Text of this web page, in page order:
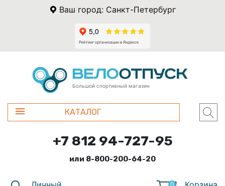
Ваш город: Санкт-Петербург
Большой спортивный магазин
КАТАЛОГ
+7 812 94-727-95
или 8-800-200-64-20
0